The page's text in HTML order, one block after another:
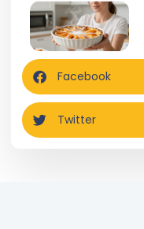
Facebook
Twitter